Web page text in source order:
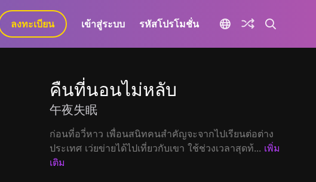
GaLa+
ลงทะเบียน เข้าสู่ระบบ รหัสโปรโมชั่น
คืนที่นอนไม่หลับ
午夜失眠
ก่อนที่อวี่หาว เพื่อนสนิทคนสำคัญจะจากไปเรียนต่อต่าง
ประเทศ เว่ยข่ายได้ไปเที่ยวกับเขา ใช้ช่วงเวลาสุดท้... เพิ่ม
เติม